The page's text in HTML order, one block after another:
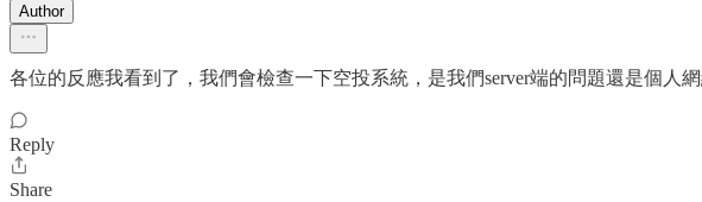
Author
各位的反應我看到了，我們會檢查一下空投系統，是我們server端的問題還是個人網
Reply
Share